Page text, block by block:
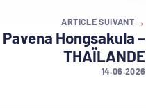
→
ARTICLE SUIVANT
Pavena Hongsakula –
THAÏLANDE
14.06.2026